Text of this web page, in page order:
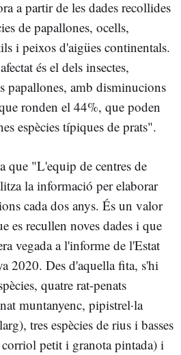
a partir de les dades recollides
de papallones, ocells,
i peixos d'aigües continentals.
és el dels insectes,
papallones, amb disminucions
ronden el 44%, que poden
espècies típiques de prats".
que "L'equip de centres de
la informació per elaborar
cada dos anys. És un valor
es recullen noves dades i que
vegada a l'informe de l'Estat
2020. Des d'aquella fita, s'hi
quatre rat-penats
muntanyenc, pipistrel·la
tres espècies de rius i basses
petit i granota pintada) i